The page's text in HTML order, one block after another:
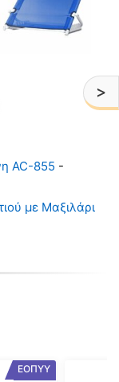
>
AC-855 -
με Μαξιλάρι
ΕΟΠΥΥ